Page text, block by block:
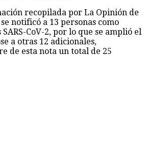
recopilada por La Opinión de
notificó a 13 personas como
CoV-2, por lo que se amplió el
a otras 12 adicionales,
de esta nota un total de 25